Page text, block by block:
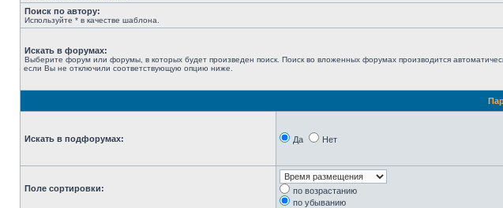
Поиск по автору:
Используйте * в качестве шаблона.
Искать в форумах:
Выберите форум или форумы, в которых будет произведен поиск. Поиск во вложенных форумах производится
если Вы не отключили соответствующую опцию ниже.
Искать в подфорумах: Да Нет
Поле сортировки:
по возрастанию
по убыванию